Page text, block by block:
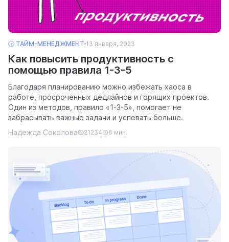
🕝 ТАЙМ-МЕНЕДЖМЕНТ 13 января, 2023
Как повысить продуктивность с
помощью правила 1-3-5
Благодаря планированию можно избежать хаоса в
работе, просроченных дедлайнов и горящих проектов.
Один из методов, правило «1-3-5», помогает не
забрасывать важные задачи и успевать больше.
Надежда Соколова
21234 6 мин.